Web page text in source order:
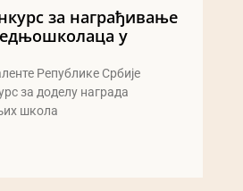
за награђивање
у
Републике Србије
за доделу награда
школа